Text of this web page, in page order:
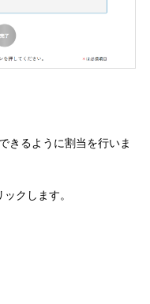
きるように割当を行いま
クします。